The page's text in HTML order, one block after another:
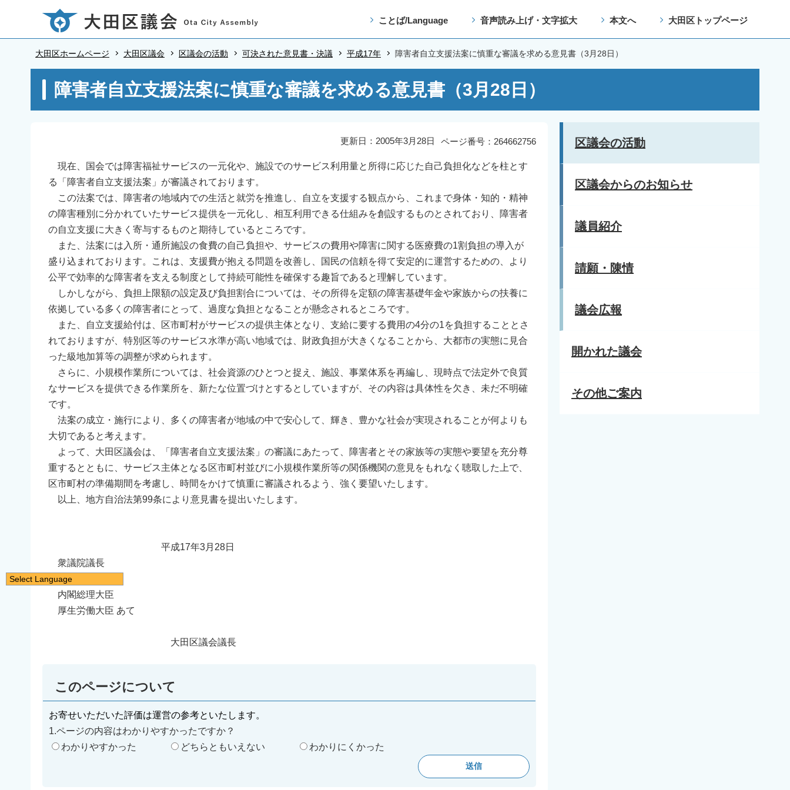
ペ
ことば/Language 音声読み上げ・文字拡大 本文へ 大田区トップページ
大田区ホームページ 大田区議会 区議会の活動 可決された意見書・決議 平成17年 障害者自立支援法案に慎重な審議を求める意見書（3月28日）
こ
障害者自立支援法案に慎重な審議を求める意見書（3月28日）
ページ番号：264662756
更新日：2005年3月28日
現在、国会では障害福祉サービスの一元化や、施設でのサービス利用量と所得に応じた自己負担化などを柱とす
る「障害者自立支援法案」が審議されております。
この法案では、障害者の地域内での生活と就労を推進し、自立を支援する観点から、これまで身体・知的・精神
の障害種別に分かれていたサービス提供を一元化し、相互利用できる仕組みを創設するものとされており、障害者
の自立支援に大きく寄与するものと期待しているところです。
また、法案には入所・通所施設の食費の自己負担や、サービスの費用や障害に関する医療費の1割負担の導入が
盛り込まれております。これは、支援費が抱える問題を改善し、国民の信頼を得て安定的に運営するための、より
公平で効率的な障害者を支える制度として持続可能性を確保する趣旨であると理解しています。
しかしながら、負担上限額の設定及び負担割合については、その所得を定額の障害基礎年金や家族からの扶養に
依拠している多くの障害者にとって、過度な負担となることが懸念されるところです。
また、自立支援給付は、区市町村がサービスの提供主体となり、支給に要する費用の4分の1を負担することとさ
れておりますが、特別区等のサービス水準が高い地域では、財政負担が大きくなることから、大都市の実態に見合
った級地加算等の調整が求められます。
さらに、小規模作業所については、社会資源のひとつと捉え、施設、事業体系を再編し、現時点で法定外で良質
なサービスを提供できる作業所を、新たな位置づけとするとしていますが、その内容は具体性を欠き、未だ不明確
です。
法案の成立・施行により、多くの障害者が地域の中で安心して、輝き、豊かな社会が実現されることが何よりも
大切であると考えます。
よって、大田区議会は、「障害者自立支援法案」の審議にあたって、障害者とその家族等の実態や要望を充分尊
重するとともに、サービス主体となる区市町村並びに小規模作業所等の関係機関の意見をもれなく聴取した上で、
区市町村の準備期間を考慮し、時間をかけて慎重に審議されるよう、強く要望いたします。
以上、地方自治法第99条により意見書を提出いたします。
平成17年3月28日
衆議院議長
参議院議長
内閣総理大臣
厚生労働大臣 あて
大田区議会議長
このページについて
お寄せいただいた評価は運営の参考といたします。
1.ページの内容はわかりやすかったですか？
わかりやすかった
どちらともいえない わかりにくかった
区議会の活動
区議会からのお知らせ
議員紹介
請願・陳情
議会広報
開かれた議会
その他ご案内
Select Language